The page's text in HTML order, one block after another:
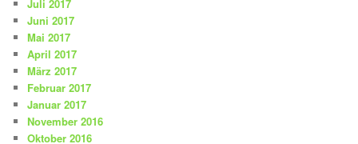
Juli 2017
Juni 2017
Mai 2017
April 2017
März 2017
Februar 2017
Januar 2017
November 2016
Oktober 2016